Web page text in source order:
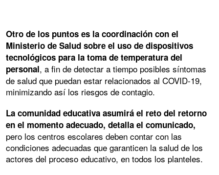
Otro de los puntos es la coordinación con el
Ministerio de Salud sobre el uso de dispositivos
tecnológicos para la toma de temperatura del
personal, a fin de detectar a tiempo posibles síntomas
de salud que puedan estar relacionados al COVID-19,
minimizando así los riesgos de contagio.
La comunidad educativa asumirá el reto del retorno
en el momento adecuado, detalla el comunicado,
pero los centros escolares deben contar con las
condiciones adecuadas que garanticen la salud de los
actores del proceso educativo, en todos los planteles.